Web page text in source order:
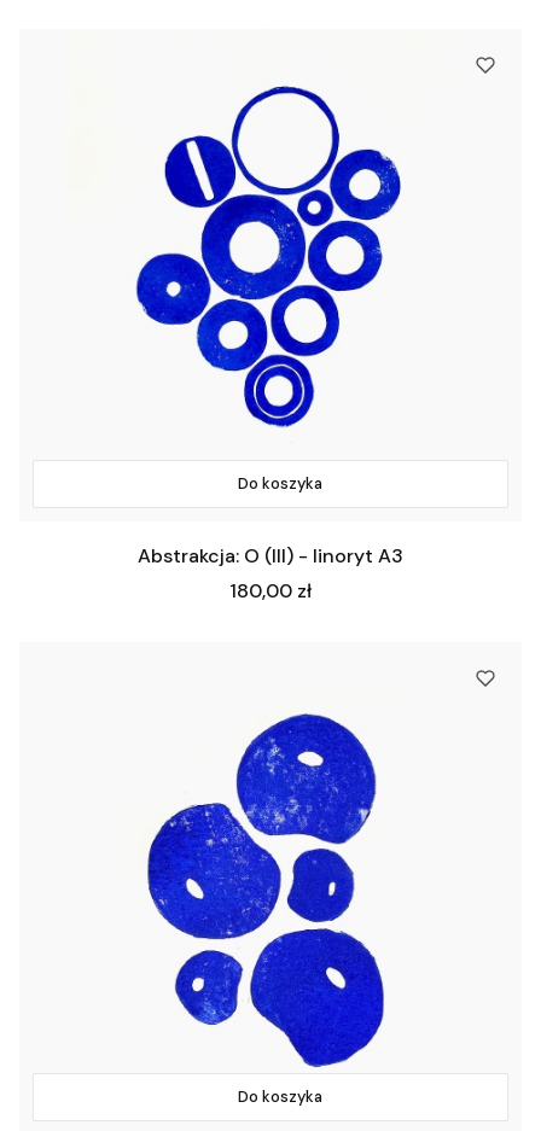
Do koszyka
Abstrakcja: O (III) - linoryt A3
Cena
180,00 zł
Do koszyka